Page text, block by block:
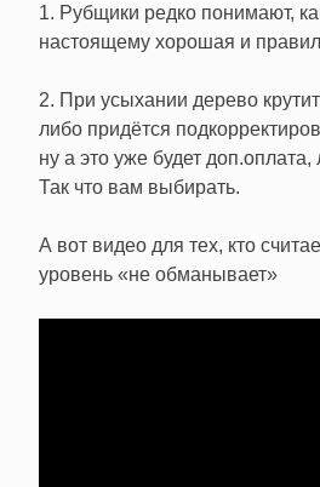
1. Рубщики редко понимают,
настоящему хорошая и
2. При усыхании дерево
либо придётся
ну а это уже будет доп.оплата,
Так что вам выбирать.
А вот видео для тех, кто
уровень «не обманывает»